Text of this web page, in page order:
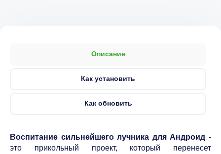
Описание
Как установить
Как обновить
Воспитание сильнейшего лучника для Андроид -
это прикольный проект, который перенесет